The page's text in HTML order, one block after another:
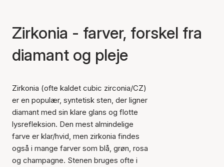
Zirkonia - farver, forskel fra
diamant og pleje
Zirkonia (ofte kaldet cubic zirconia/CZ)
er en populær, syntetisk sten, der ligner
diamant med sin klare glans og flotte
lysrefleksion. Den mest almindelige
farve er klar/hvid, men zirkonia findes
også i mange farver som blå, grøn, rosa
og champagne. Stenen bruges ofte i